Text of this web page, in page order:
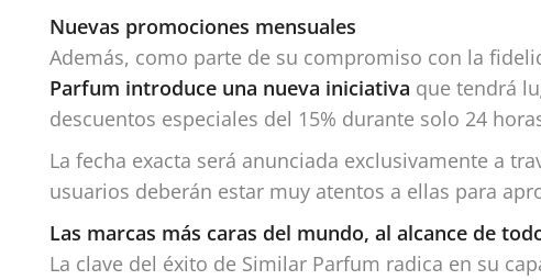
Nuevas promociones mensuales
Además, como parte de su compromiso con la
Parfum introduce una nueva iniciativa que tendrá
descuentos especiales del 15% durante solo 24
La fecha exacta será anunciada exclusivamente a
usuarios deberán estar muy atentos a ellas para
Las marcas más caras del mundo, al alcance de
La clave del éxito de Similar Parfum radica en su